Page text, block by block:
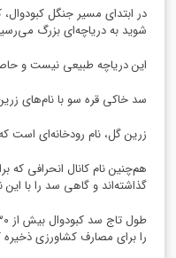
در ابتدای مسیر جنگل کبودوال،
شوید به دریاچه‌ای بزرگ
این دریاچه طبیعی نیست و
سد خاکی قره سو با نام‌های
زرین گل، نام رودخانه‌ای
هم‌چنین نام کانال انحرافی
گذاشته‌اند و گاهی سد را با
را برای مصارف کشاورزی ذخیره